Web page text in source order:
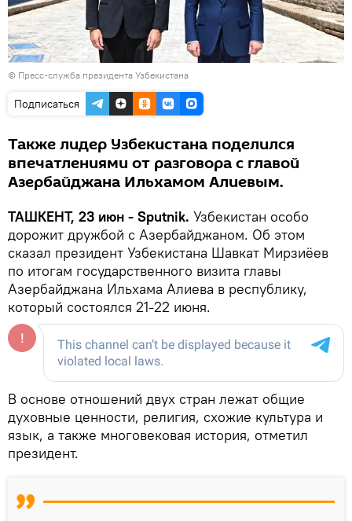
© Пресс-служба президента Узбекистана
Подписаться
Также лидер Узбекистана поделился
впечатлениями от разговора с главой
Азербайджана Ильхамом Алиевым.
ТАШКЕНТ, 23 июн - Sputnik. Узбекистан особо
дорожит дружбой с Азербайджаном. Об этом
сказал президент Узбекистана Шавкат Мирзиёев
по итогам государственного визита главы
Азербайджана Ильхама Алиева в республику,
который состоялся 21-22 июня.
В основе отношений двух стран лежат общие
духовные ценности, религия, схожие культура и
язык, а также многовековая история, отметил
президент.